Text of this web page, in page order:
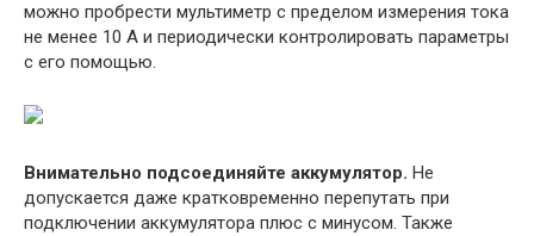
можно пробрести мультиметр с пределом измерения тока
не менее 10 А и периодически контролировать параметры
с его помощью.
Внимательно подсоединяйте аккумулятор. Не
допускается даже кратковременно перепутать при
подключении аккумулятора плюс с минусом. Также